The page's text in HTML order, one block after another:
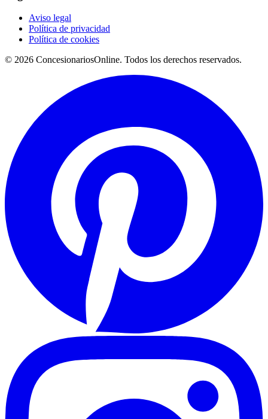
Aviso legal
Política de privacidad
Política de cookies
© 2026 ConcesionariosOnline. Todos los derechos reservados.